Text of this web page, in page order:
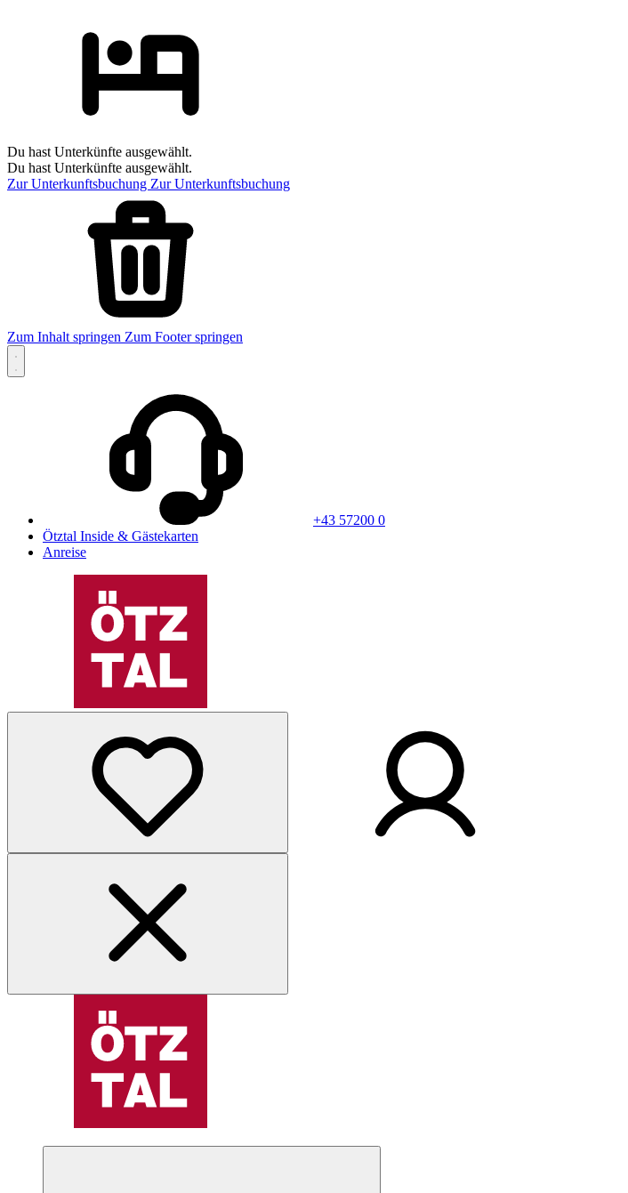
Du hast Unterkünfte ausgewählt.
Du hast Unterkünfte ausgewählt.
Zur Unterkunftsbuchung Zur Unterkunftsbuchung
Zum Inhalt springen Zum Footer springen
+43 57200 0
Ötztal Inside & Gästekarten
Anreise